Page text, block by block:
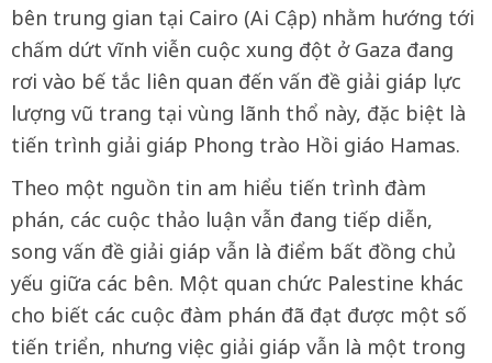
bên trung gian tại Cairo (Ai Cập) nhằm hướng tới
chấm dứt vĩnh viễn cuộc xung đột ở Gaza đang
rơi vào bế tắc liên quan đến vấn đề giải giáp lực
lượng vũ trang tại vùng lãnh thổ này, đặc biệt là
tiến trình giải giáp Phong trào Hồi giáo Hamas.
Theo một nguồn tin am hiểu tiến trình đàm
phán, các cuộc thảo luận vẫn đang tiếp diễn,
song vấn đề giải giáp vẫn là điểm bất đồng chủ
yếu giữa các bên. Một quan chức Palestine khác
cho biết các cuộc đàm phán đã đạt được một số
tiến triển, nhưng việc giải giáp vẫn là một trong